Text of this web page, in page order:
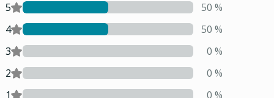
5
50 %
4
50 %
3
0 %
2
0 %
1
0 %